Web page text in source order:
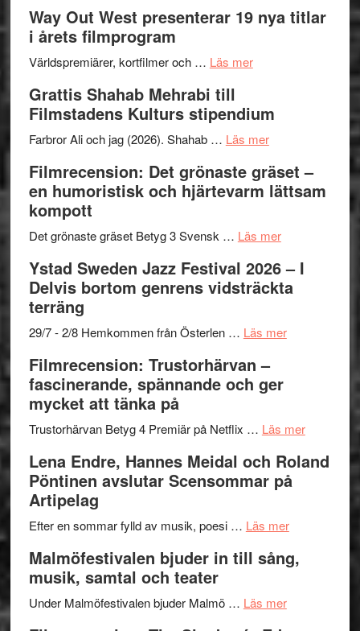
Way Out West presenterar 19 nya titlar
i årets filmprogram
Världspremiärer, kortfilmer och … Läs merom
West
presenterar
nya
titlar
årets
Grattis Shahab Mehrabi till
Filmstadens Kulturs stipendium
Farbror Ali och jag (2026). Shahab … Läs merom
Shahab
Mehrabi
Filmstadens
stipendium
Filmrecension: Det grönaste gräset –
en humoristisk och hjärtevarm lättsam
kompott
Det grönaste gräset Betyg 3 Svensk … Läs merom
Det
grönaste
–
och
lättsam
Ystad Sweden Jazz Festival 2026 – I
Delvis bortom genrens vidsträckta
terräng
29/7 - 2/8 Hemkommen från Österlen … Läs merom
2026
I
Delvis
genrens
terräng
Filmrecension: Trustorhärvan –
fascinerande, spännande och ger
mycket att tänka på
Trustorhärvan Betyg 4 Premiär på Netflix … Läs merom
Lena Endre, Hannes Meidal och Roland
Pöntinen avslutar Scensommar på
Artipelag
Efter en sommar fylld av musik, poesi … Läs merom
Endre,
Malmöfestivalen bjuder in till sång,
musik, samtal och teater
Under Malmöfestivalen bjuder Malmö … Läs merom